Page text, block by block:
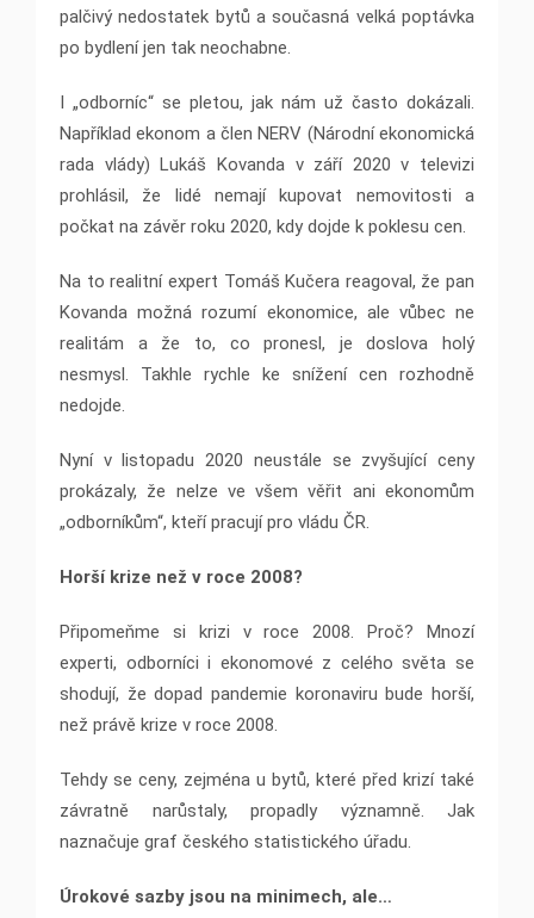
palčivý nedostatek bytů a současná velká poptávka
po bydlení jen tak neochabne.
I „odborníc“ se pletou, jak nám už často dokázali.
Například ekonom a člen NERV (Národní ekonomická
rada vlády) Lukáš Kovanda v září 2020 v televizi
prohlásil, že lidé nemají kupovat nemovitosti a
počkat na závěr roku 2020, kdy dojde k poklesu cen.
Na to realitní expert Tomáš Kučera reagoval, že pan
Kovanda možná rozumí ekonomice, ale vůbec ne
realitám a že to, co pronesl, je doslova holý
nesmysl. Takhle rychle ke snížení cen rozhodně
nedojde.
Nyní v listopadu 2020 neustále se zvyšující ceny
prokázaly, že nelze ve všem věřit ani ekonomům
„odborníkům“, kteří pracují pro vládu ČR.
Horší krize než v roce 2008?
Připomeňme si krizi v roce 2008. Proč? Mnozí
experti, odborníci i ekonomové z celého světa se
shodují, že dopad pandemie koronaviru bude horší,
než právě krize v roce 2008.
Tehdy se ceny, zejména u bytů, které před krizí také
závratně narůstaly, propadly významně. Jak
naznačuje graf českého statistického úřadu.
Úrokové sazby jsou na minimech, ale…